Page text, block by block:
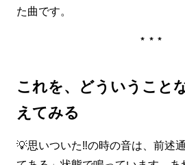
た曲です。
***
これを、どういうこと
えてみる
💡思いついた‼️の時の音は、前述